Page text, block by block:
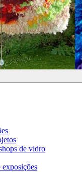
de vidro
exposições